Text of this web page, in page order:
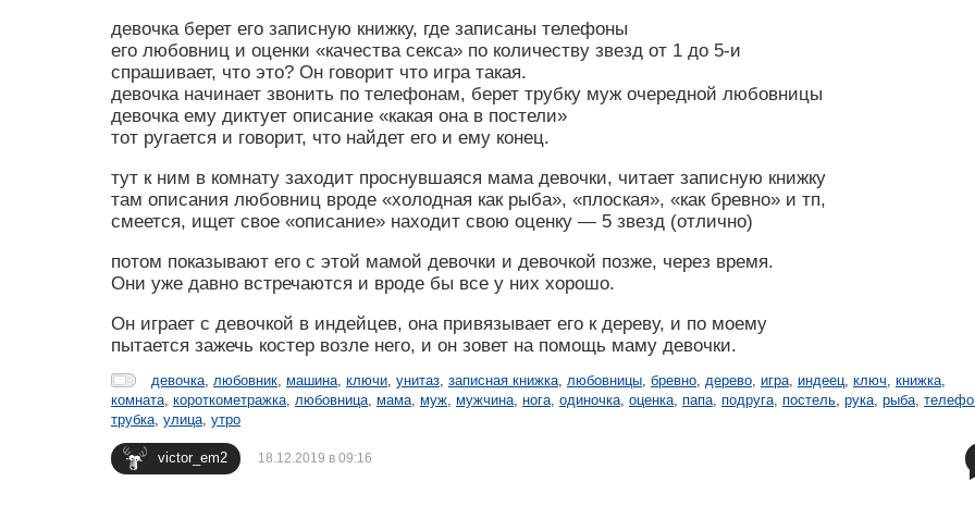
девочка берет его записную книжку, где записаны телефоны
его любовниц и оценки «качества секса» по количеству звезд от 1 до 5-и
спрашивает, что это? Он говорит что игра такая.
девочка начинает звонить по телефонам, берет трубку муж очередной любовницы
девочка ему диктует описание «какая она в постели»
тот ругается и говорит, что найдет его и ему конец.
тут к ним в комнату заходит проснувшаяся мама девочки, читает записную книжку
там описания любовниц вроде «холодная как рыба», «плоская», «как бревно» и тп,
смеется, ищет свое «описание» находит свою оценку — 5 звезд (отлично)
потом показывают его с этой мамой девочки и девочкой позже, через время.
Они уже давно встречаются и вроде бы все у них хорошо.
Он играет с девочкой в индейцев, она привязывает его к дереву, и по моему
пытается зажечь костер возле него, и он зовет на помощь маму девочки.
девочка любовник машина ключи унитаз записная книжка любовницы бревно дерево игра индеец ключ книжка
комната короткометражка любовница мама муж мужчина нога одиночка оценка папа подруга постель рука рыба
трубка улица утро
victor_em2 18.12.2019 в 09:16